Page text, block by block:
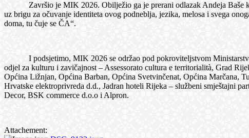
Završio je MIK 2026. Obilježio ga je prerani odlazak Andeja Baše koji
uz brigu za očuvanje identiteta ovog podneblja, jezika, melosa i svega
doma, tu čuje se ČA“.
I podsjetimo, MIK 2026 se održao pod pokroviteljstvom Ministarstva
odjel za kulturu i zavičajnost – Assessorato cultura e territorialità, Grad
Općina Ližnjan, Općina Barban, Općina Svetvinčenat, Općina Marčana,
Hrvatske elektroprivreda d.d., Jadran hoteli Rijeka – službeni smještajni
Decor, BSK commerce d.o.o i Alpron.
Attachement: